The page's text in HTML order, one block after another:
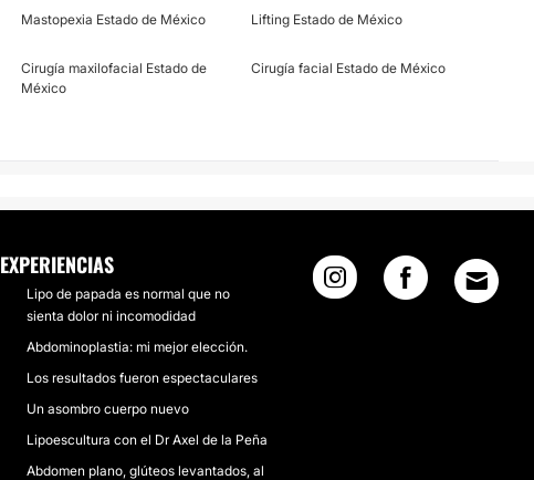
Mastopexia Estado de México Lifting Estado de México
Cirugía maxilofacial Estado de
México
Cirugía facial Estado de México
EXPERIENCIAS
Lipo de papada es normal que no
sienta dolor ni incomodidad
Abdominoplastia: mi mejor elección.
Los resultados fueron espectaculares
Un asombro cuerpo nuevo
Lipoescultura con el Dr Axel de la Peña
Abdomen plano, glúteos levantados, al